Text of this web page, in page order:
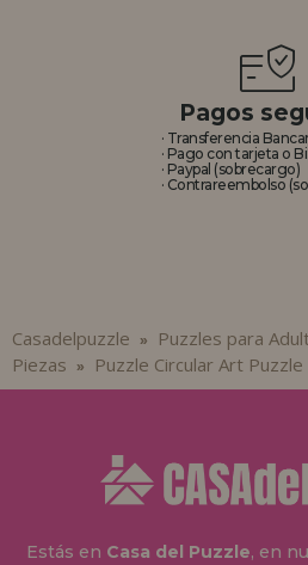
Pagos
· Transferencia
· Pago con tarjeta o
· Paypal (sobrecargo)
· Contrareembolso
Casadelpuzzle » Puzzles para
Piezas » Puzzle Circular Art
Estás en Casa del Puzzle, en